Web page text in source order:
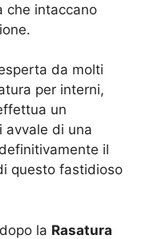
che intaccano
da molti
per interni,
un
avvale di una
il
questo fastidioso
la Rasatura